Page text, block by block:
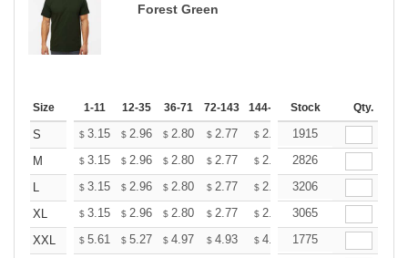
Forest Green
Size 1-11 12-35 36-71 72-143 144-287 288 + More
Stock Qty.
S $ 3.15 $ 2.96 $ 2.80 $ 2.77 $ 2.72 $2.70
1915
M
$ 3.15 $ 2.96 $ 2.80 $ 2.77 $ 2.72 $2.70
2826
L
$ 3.15 $ 2.96 $ 2.80 $ 2.77 $ 2.72 $2.70
3206
XL
$ 3.15 $ 2.96 $ 2.80 $ 2.77 $ 2.72 $2.70
3065
XXL
$ 5.61 $ 5.27 $ 4.97 $ 4.93 $ 4.85 $4.80
1775